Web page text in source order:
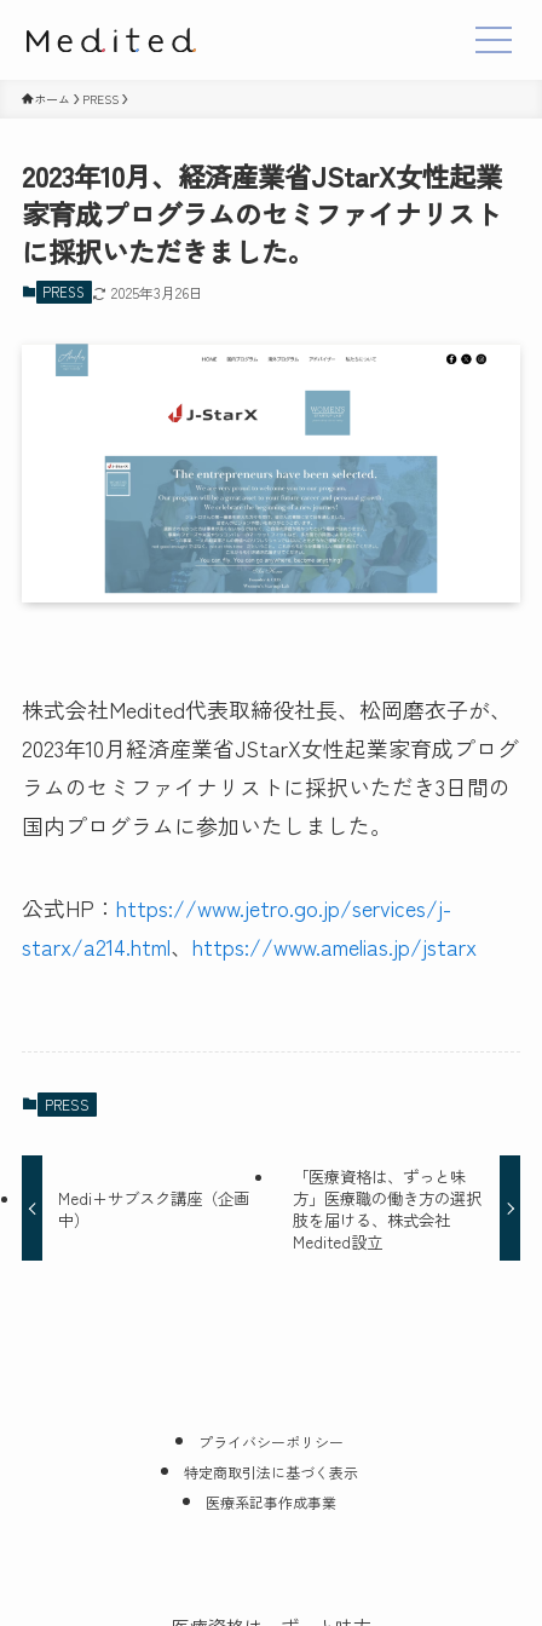
ホーム PRESS
2023年10月、経済産業省JStarX女性起業
家育成プログラムのセミファイナリスト
に採択いただきました。
PRESS 2025年3月26日
株式会社Medited代表取締役社長、松岡磨衣子が、
2023年10月経済産業省JStarX女性起業家育成プログ
ラムのセミファイナリストに採択いただき3日間の
国内プログラムに参加いたしました。
公式HP： https://www.jetro.go.jp/services/j-
starx/a214.html、 https://www.amelias.jp/jstarx
PRESS
Medi+サブスク講座（企画
中）
「医療資格は、ずっと味
方」医療職の働き方の選択
肢を届ける、株式会社
Medited設立
プライバシーポリシー
特定商取引法に基づく表示
医療系記事作成事業